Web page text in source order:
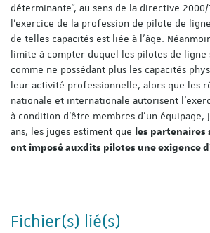
déterminante", au sens de la directive
l'exercice de la profession de pilote de
de telles capacités est liée à l'âge.
limite à compter duquel les pilotes de ligne
comme ne possédant plus les capacités
leur activité professionnelle, alors que les
nationale et internationale autorisent
à condition d'être membres d'un équipage,
ans, les juges estiment que les partenaires
ont imposé auxdits pilotes une exigence
Fichier(s) lié(s)